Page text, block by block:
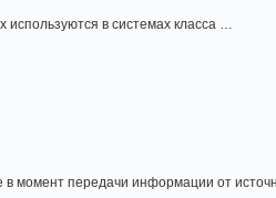
в системах класса …
момент передачи информации от